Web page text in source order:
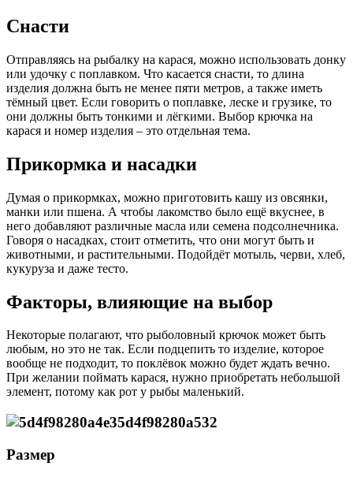
Снасти
Отправляясь на рыбалку на карася, можно использовать донку
или удочку с поплавком. Что касается снасти, то длина
изделия должна быть не менее пяти метров, а также иметь
тёмный цвет. Если говорить о поплавке, леске и грузике, то
они должны быть тонкими и лёгкими. Выбор крючка на
карася и номер изделия – это отдельная тема.
Прикормка и насадки
Думая о прикормках, можно приготовить кашу из овсянки,
манки или пшена. А чтобы лакомство было ещё вкуснее, в
него добавляют различные масла или семена подсолнечника.
Говоря о насадках, стоит отметить, что они могут быть и
животными, и растительными. Подойдёт мотыль, черви, хлеб,
кукуруза и даже тесто.
Факторы, влияющие на выбор
Некоторые полагают, что рыболовный крючок может быть
любым, но это не так. Если подцепить то изделие, которое
вообще не подходит, то поклёвок можно будет ждать вечно.
При желании поймать карася, нужно приобретать небольшой
элемент, потому как рот у рыбы маленький.
Размер